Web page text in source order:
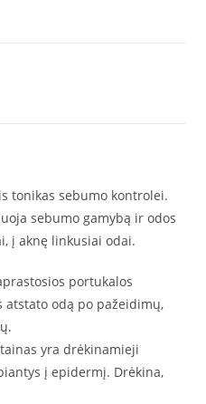
tonikas sebumo kontrolei.
sebumo gamybą ir odos
į aknę linkusiai odai.
portukalos
atstato odą po pažeidimų,
yra drėkinamieji
į epidermį. Drėkina,